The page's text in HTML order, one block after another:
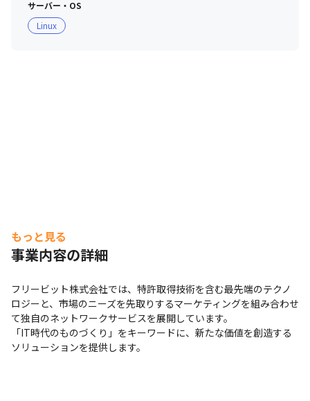
サーバー・OS
Linux
もっと見る
事業内容の詳細
フリービット株式会社では、特許取得技術を含む最先端のテクノ
ロジーと、市場のニーズを先取りするマーケティングを組み合わせ
て独自のネットワークサービスを展開しています。
「IT時代のものづくり」をキーワードに、新たな価値を創造する
ソリューションを提供します。